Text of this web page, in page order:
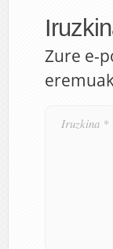
Zure e-